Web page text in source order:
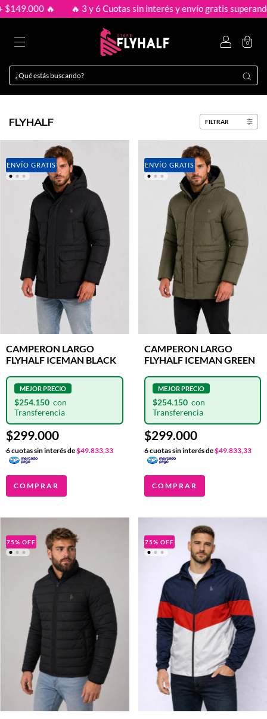
🔥 🔥 3 y 6 Cuotas sin interés y envío gratis superando +
0
FLYHALF FILTRAR
ENVÍO GRATIS
CAMPERON LARGO
FLYHALF ICEMAN BLACK
$299.000
$254.150
6cuotas sin interés de$49.833,33
COMPRAR
ENVÍO GRATIS
CAMPERON LARGO
FLYHALF ICEMAN GREEN
$299.000
$254.150
6cuotas sin interés de$49.833,33
COMPRAR
75% OFF 75% OFF